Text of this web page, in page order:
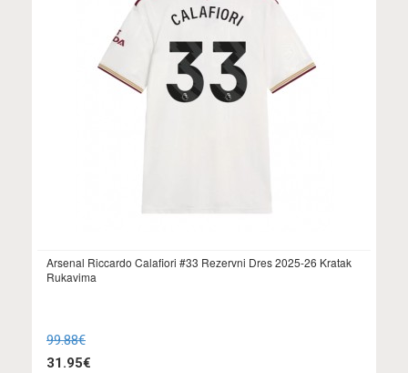
Arsenal Riccardo Calafiori #33 Rezervni Dres 2025-26 Kratak
Rukavima
99.88€
31.95€